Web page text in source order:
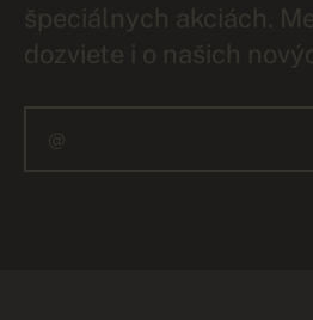
špeciálnych akciách.
dozviete i o našich